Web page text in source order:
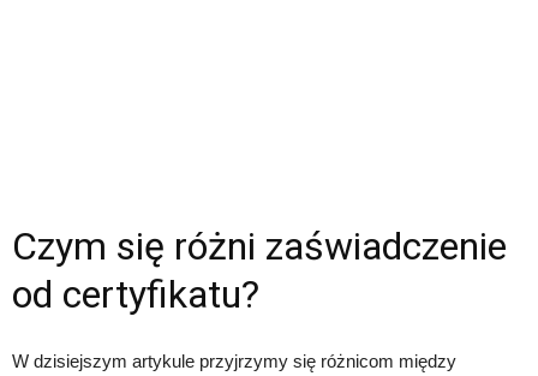
Czym się różni zaświadczenie
od certyfikatu?
W dzisiejszym artykule przyjrzymy się różnicom między